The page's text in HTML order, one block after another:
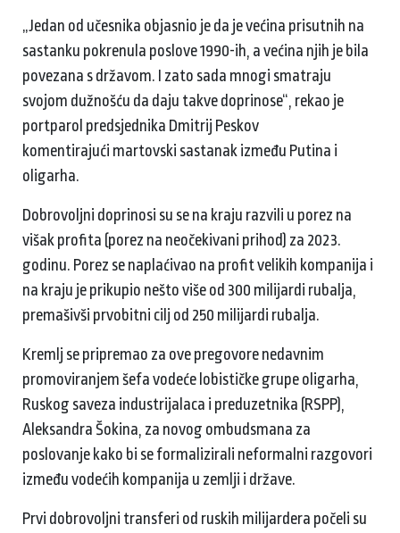
„Jedan od učesnika objasnio je da je većina prisutnih na
sastanku pokrenula poslove 1990-ih, a većina njih je bila
povezana s državom. I zato sada mnogi smatraju
svojom dužnošću da daju takve doprinose“, rekao je
portparol predsjednika Dmitrij Peskov
komentirajući martovski sastanak između Putina i
oligarha.
Dobrovoljni doprinosi su se na kraju razvili u porez na
višak profita (porez na neočekivani prihod) za 2023.
godinu. Porez se naplaćivao na profit velikih kompanija i
na kraju je prikupio nešto više od 300 milijardi rubalja,
premašivši prvobitni cilj od 250 milijardi rubalja.
Kremlj se pripremao za ove pregovore nedavnim
promoviranjem šefa vodeće lobističke grupe oligarha,
Ruskog saveza industrijalaca i preduzetnika (RSPP),
Aleksandra Šokina, za novog ombudsmana za
poslovanje kako bi se formalizirali neformalni razgovori
između vodećih kompanija u zemlji i države.
Prvi dobrovoljni transferi od ruskih milijardera počeli su